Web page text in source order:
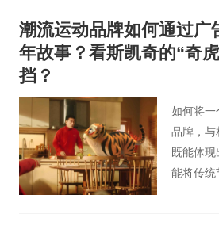
潮流运动品牌如何通过广
年故事？看斯凯奇的“奇
挡？
如何将一
品牌，与
既能体现
能将传统